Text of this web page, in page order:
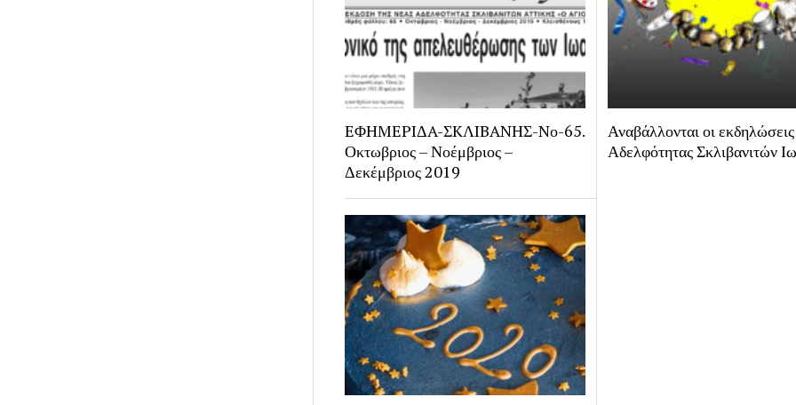
EΦHMEPIΔA-ΣKΛIBANHΣ-Nο-65.
Οκτωβριος – Νοέμβριος –
Δεκέμβριος 2019
Αναβάλλονται οι
Αδελφότητας Σκλιβανιτών